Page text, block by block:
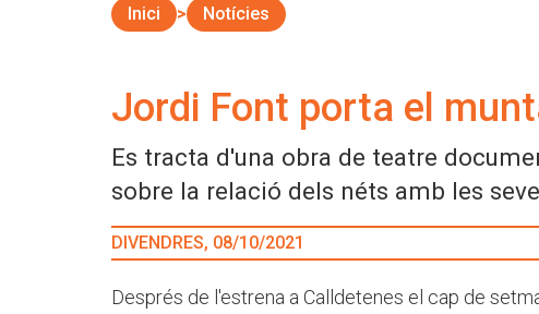
Inici Notícies
Jordi Font porta el
Es tracta d'una obra de teatre
sobre la relació dels néts amb les
DIVENDRES, 08/10/2021
Després de l'estrena a Calldetenes el cap de